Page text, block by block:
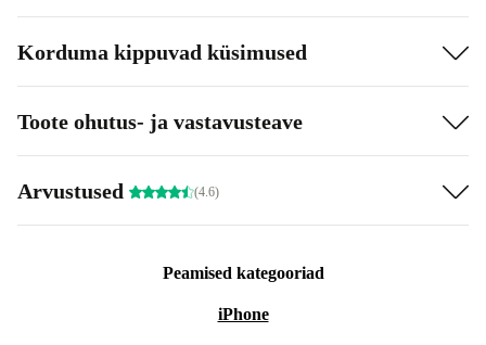
Korduma kippuvad küsimused
Toote ohutus- ja vastavusteave
Arvustused (4.6)
Peamised kategooriad
iPhone